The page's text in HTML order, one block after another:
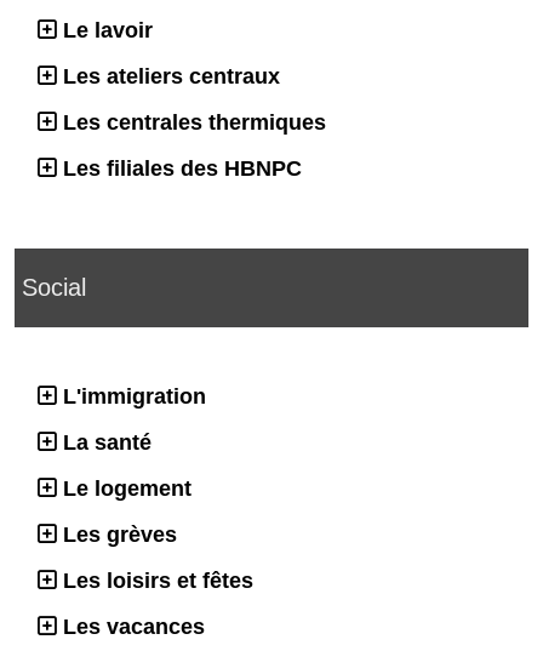
Le lavoir
Les ateliers centraux
Les centrales thermiques
Les filiales des HBNPC
Social
L'immigration
La santé
Le logement
Les grèves
Les loisirs et fêtes
Les vacances